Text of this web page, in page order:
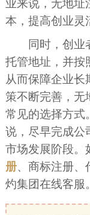
业来说，无地址
本，提高创业灵
同时，创业
托管地址，并按
从而保障企业长
策不断完善，无
常见的选择方式
说，尽早完成公
市场发展阶段。
册、商标注册、
灼集团在线客服。